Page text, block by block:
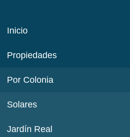
Inicio
Propiedades
Por Colonia
Solares
Jardín Real